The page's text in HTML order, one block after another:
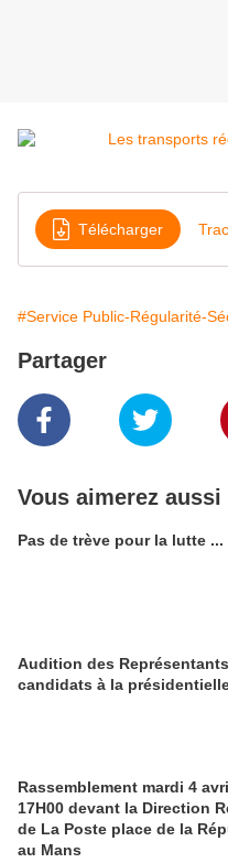
Télécharger
#Service Public-Régularité-
Partager
Vous aimerez aussi
Pas de trève pour la lutte ...
Audition des
candidats à la
Rassemblement mardi 4
17H00 devant la Direction
de La Poste place de la
au Mans